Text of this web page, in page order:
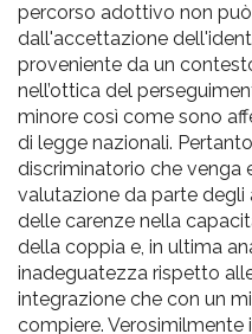
percorso adottivo non
dall'accettazione
proveniente da un
nell’ottica del
minore così come sono
di legge nazionali.
discriminatorio che venga
valutazione da parte degli
delle carenze nella
della coppia e, in ultima
inadeguatezza rispetto
integrazione che con un
compiere. Verosimilmente